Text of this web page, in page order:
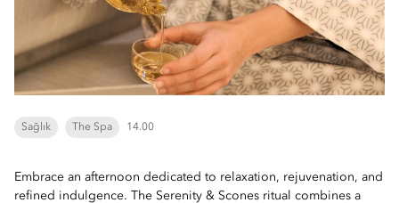
Sağlık The Spa 14.00
Embrace an afternoon dedicated to relaxation, rejuvenation, and
refined indulgence. The Serenity & Scones ritual combines a